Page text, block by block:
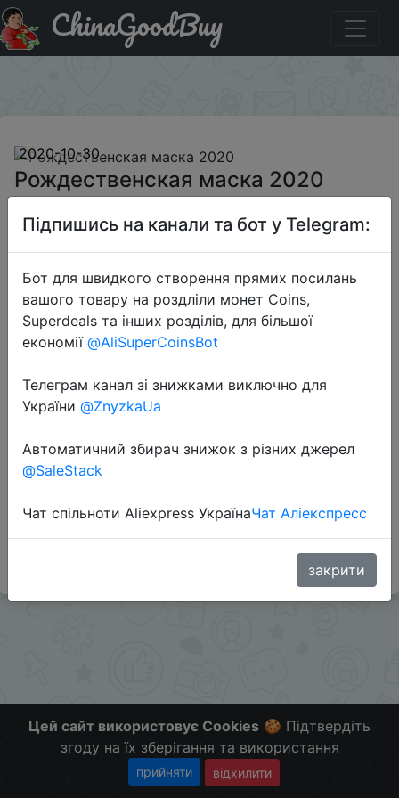
Купити по знижці BGXIN775 Рождественская маска
2020
ChinaGoodBuy
2020-10-30
Рождественская маска 2020
$5.99
Промокод:"BGXIN775"
Перейти до магазину
Додаткова інформація відсутня.
каналі:
ZnyzhkaUA
Цей сайт використовує Cookies 🍪 Підтвердіть
згоду на їх зберігання та використання
прийняти відхилити
Підпишись на канали та бот у Telegram:
Бот для швидкого створення прямих посилань
вашого товару на роздліли монет Coins,
Superdeals та інших розділів, для більшої
економії @AliSuperCoinsBot
Телеграм канал зі знижками виключно для
України @ZnyzkaUa
Автоматичний збирач знижок з різних джерел
@SaleStack
Чат спільноти Aliexpress УкраїнаЧат Аліекспресс
закрити